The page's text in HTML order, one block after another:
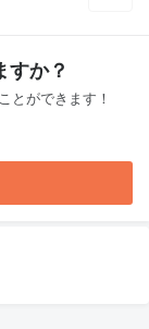
すか？
とができます！